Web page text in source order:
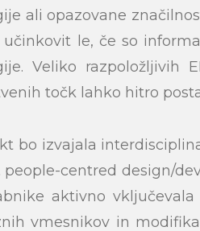
ali opazovane
učinkovit le, če so
Veliko razpoložljivih
točk lahko hitro
bo izvajala
people-centred design/
aktivno
vmesnikov in